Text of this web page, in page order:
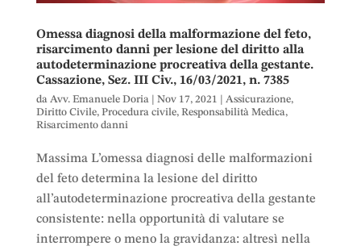
Omessa diagnosi della malformazione del feto,
risarcimento danni per lesione del diritto alla
autodeterminazione procreativa della gestante.
Cassazione, Sez. III Civ., 16/03/2021, n. 7385
da Avv. Emanuele Doria| Nov 17, 2021 Assicurazione,
Diritto Civile, Procedura civile, Responsabilità Medica,
Risarcimento danni
Massima L’omessa diagnosi delle malformazioni
del feto determina la lesione del diritto
all’autodeterminazione procreativa della gestante
consistente: nella opportunità di valutare se
interrompere o meno la gravidanza: altresì nella